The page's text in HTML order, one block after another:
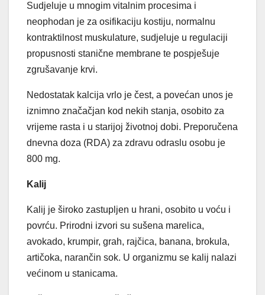
Sudjeluje u mnogim vitalnim procesima i
neophodan je za osifikaciju kostiju, normalnu
kontraktilnost muskulature, sudjeluje u regulaciji
propusnosti stanične membrane te pospješuje
zgrušavanje krvi.
Nedostatak kalcija vrlo je čest, a povećan unos je
iznimno značačjan kod nekih stanja, osobito za
vrijeme rasta i u starijoj životnoj dobi. Preporučena
dnevna doza (RDA) za zdravu odraslu osobu je
800 mg.
Kalij
Kalij je široko zastupljen u hrani, osobito u voću i
povrću. Prirodni izvori su sušena marelica,
avokado, krumpir, grah, rajčica, banana, brokula,
artičoka, narančin sok. U organizmu se kalij nalazi
većinom u stanicama.